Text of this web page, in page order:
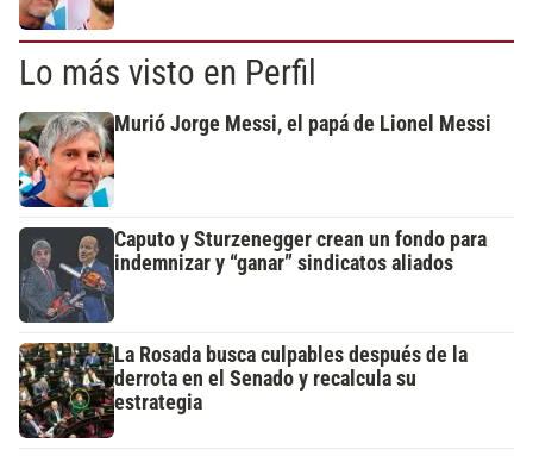
Lo más visto en Perfil
Murió Jorge Messi, el papá de Lionel Messi
Caputo y Sturzenegger crean un fondo para
indemnizar y “ganar” sindicatos aliados
La Rosada busca culpables después de la
derrota en el Senado y recalcula su
estrategia